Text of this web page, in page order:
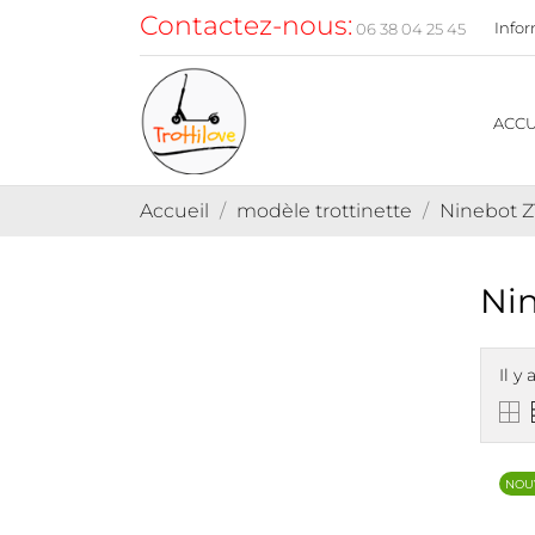
Contactez-nous: 06 38 04 25 45
Accueil modèle trottinette Ninebot
Il y